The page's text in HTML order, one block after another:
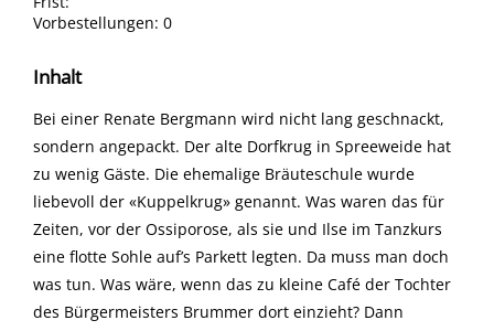
Vorbestellungen: 0
Inhalt
Bei einer Renate Bergmann wird nicht lang geschnackt,
sondern angepackt. Der alte Dorfkrug in Spreeweide hat
zu wenig Gäste. Die ehemalige Bräuteschule wurde
liebevoll der «Kuppelkrug» genannt. Was waren das für
Zeiten, vor der Ossiporose, als sie und Ilse im Tanzkurs
eine flotte Sohle auf’s Parkett legten. Da muss man doch
was tun. Was wäre, wenn das zu kleine Café der Tochter
des Bürgermeisters Brummer dort einzieht? Dann